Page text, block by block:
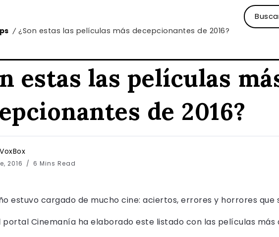
/ ¿Son estas las películas más decepcionantes de 2016?
estas las películas
de 2016?
2016 6 Mins Read
estuvo cargado de mucho cine: aciertos, errores y horrores
portal Cinemanía ha elaborado este listado con las películas